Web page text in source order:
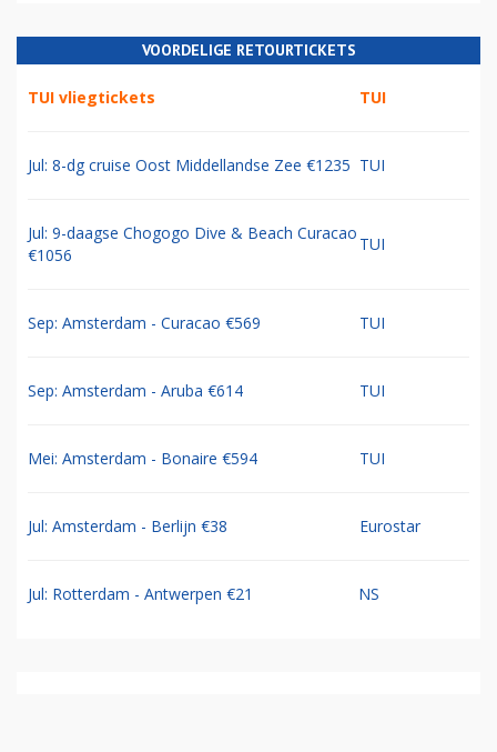
VOORDELIGE RETOURTICKETS
TUI vliegtickets TUI
Jul: 8-dg cruise Oost Middellandse Zee €1235 TUI
Jul: 9-daagse Chogogo Dive & Beach Curacao
€1056
TUI
Sep: Amsterdam - Curacao €569 TUI
Sep: Amsterdam - Aruba €614 TUI
Mei: Amsterdam - Bonaire €594 TUI
Jul: Amsterdam - Berlijn €38 Eurostar
Jul: Rotterdam - Antwerpen €21 NS